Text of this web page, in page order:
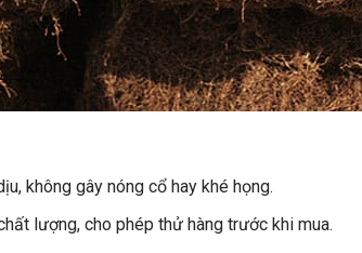
không gây nóng cổ hay khé họng.
lượng, cho phép thử hàng trước khi mua.